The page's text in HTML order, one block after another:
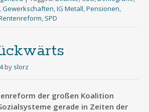
,Gewerkschaften,IG Metall,Pensionen,
, SPD
by slorz
der großen Koalition
gerade in Zeiten der